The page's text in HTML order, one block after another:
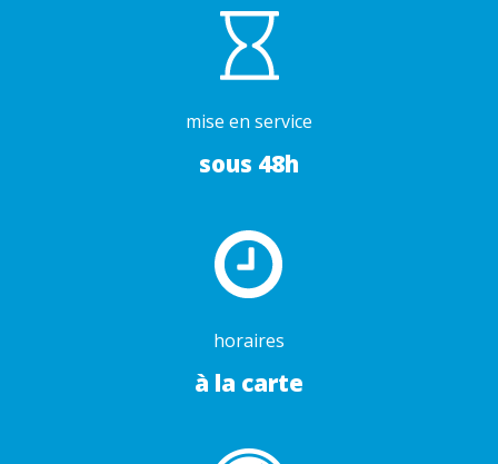
mise en service
sous 48h
horaires
à la carte